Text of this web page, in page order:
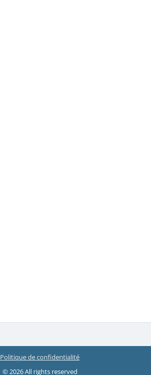
Politique de confidentialité
© 2026 All rights reserved